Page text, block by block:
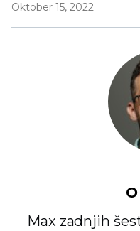
Oktober 15, 2022
Max zadnjih